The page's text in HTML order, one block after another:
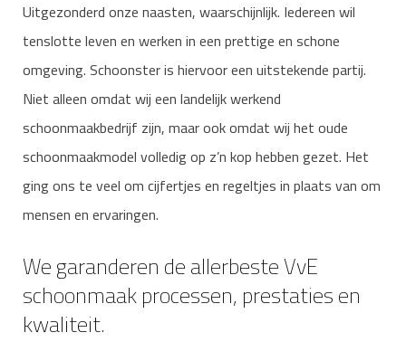
Uitgezonderd onze naasten, waarschijnlijk. Iedereen wil
tenslotte leven en werken in een prettige en schone
omgeving. Schoonster is hiervoor een uitstekende partij.
Niet alleen omdat wij een landelijk werkend
schoonmaakbedrijf zijn, maar ook omdat wij het oude
schoonmaakmodel volledig op z’n kop hebben gezet. Het
ging ons te veel om cijfertjes en regeltjes in plaats van om
mensen en ervaringen.
We garanderen de allerbeste VvE
schoonmaak processen, prestaties en
kwaliteit.